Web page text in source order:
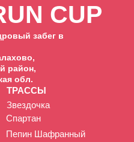
Пепин Шафранный
Спартан
Звездочка
ТРАССЫ
забег в
район,
обл.
CUP